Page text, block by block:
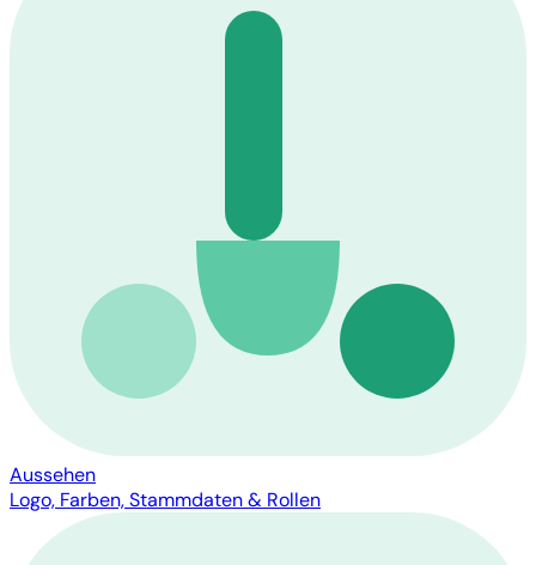
Aussehen
Logo, Farben, Stammdaten & Rollen